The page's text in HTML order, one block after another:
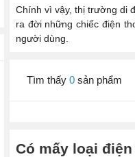
Chính vì vậy, thị trường di
ra đời những chiếc điện
người dùng.
Tìm thấy 0 sản phẩm
Có mấy loại